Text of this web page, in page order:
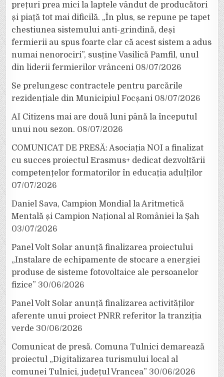
prețuri prea mici la laptele vândut de producători
și piață tot mai dificilă. „În plus, se repune pe tapet
chestiunea sistemului anti-grindină, deși
fermierii au spus foarte clar că acest sistem a adus
numai nenorociri”, susține Vasilică Pamfil, unul
din liderii fermierilor vrânceni 08/07/2026
Se prelungesc contractele pentru parcările
rezidențiale din Municipiul Focșani 08/07/2026
AI Citizens mai are două luni până la începutul
unui nou sezon. 08/07/2026
COMUNICAT DE PRESĂ: Asociația NOI a finalizat
cu succes proiectul Erasmus+ dedicat dezvoltării
competențelor formatorilor în educația adulților
07/07/2026
Daniel Sava, Campion Mondial la Aritmetică
Mentală și Campion Național al României la Șah
03/07/2026
Panel Volt Solar anunță finalizarea proiectului
„Instalare de echipamente de stocare a energiei
produse de sisteme fotovoltaice ale persoanelor
fizice” 30/06/2026
Panel Volt Solar anunță finalizarea activităților
aferente unui proiect PNRR referitor la tranziția
verde 30/06/2026
Comunicat de presă. Comuna Tulnici demarează
proiectul „Digitalizarea turismului local al
comunei Tulnici, județul Vrancea” 30/06/2026